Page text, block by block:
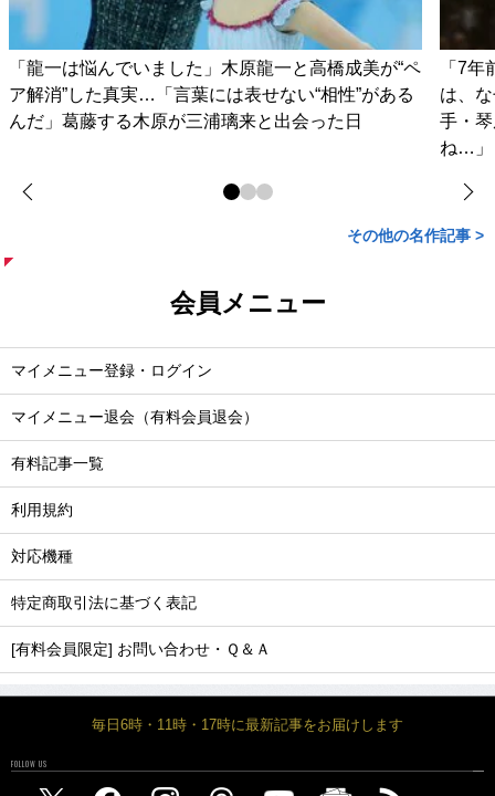
「龍一は悩んでいました」木原龍一と高橋成美が“ペ
ア解消”した真実…「言葉には表せない“相性”がある
んだ」葛藤する木原が三浦璃来と出会った日
「7
は、
手・
ね…」
その他の名作記事 >
会員メニュー
マイメニュー登録・ログイン
マイメニュー退会（有料会員退会）
有料記事一覧
利用規約
対応機種
特定商取引法に基づく表記
[有料会員限定] お問い合わせ・Ｑ＆Ａ
毎日6時・11時・17時に最新記事をお届けします
FOLLOW US